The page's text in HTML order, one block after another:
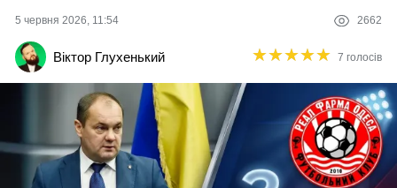
Різне
Букмекери
Казино
5 червня 2026, 11:54 2662
Віктор Глухенький ★★★★★
★★★★★ 7 голосів